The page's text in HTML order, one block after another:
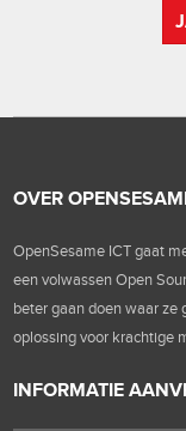
OVER
OpenSesame ICT gaat
een volwassen Open
beter gaan doen waar ze
oplossing voor krachtige
INFORMATIE